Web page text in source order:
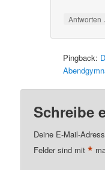
Antworten
Pingback:
Schreibe
Deine E-Mail-
Felder sind mit*